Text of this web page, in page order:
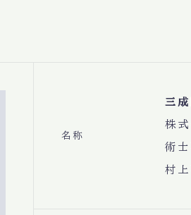
名称
三
株
術
村